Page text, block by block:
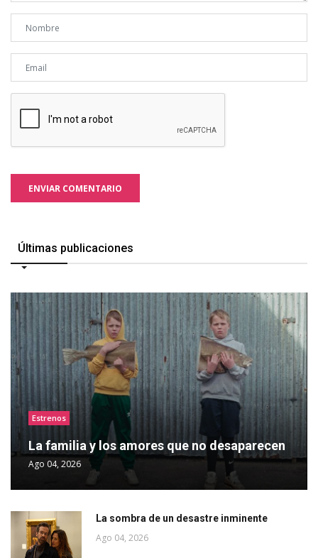
ENVIAR COMENTARIO
Últimas publicaciones
Estrenos
La familia y los amores que no desaparecen
Ago 04, 2026
La sombra de un desastre inminente
Ago 04, 2026